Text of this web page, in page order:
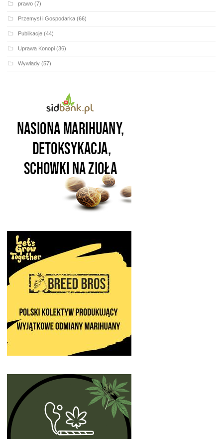
prawo (7)
Przemysł i Gospodarka (66)
Publikacje (44)
Uprawa Konopi (36)
Wywiady (57)